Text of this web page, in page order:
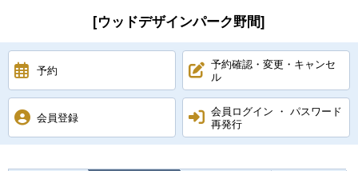
[ウッドデザインパーク野間]
予約
予約確認・変更・キャンセ
ル
会員登録
会員ログイン ・ パスワード
再発行